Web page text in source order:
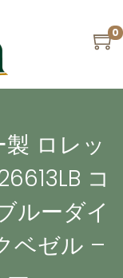
0
ロレッ
コ
ルーダイ
ベゼル –